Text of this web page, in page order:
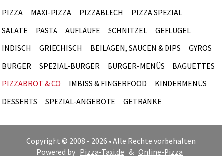
PIZZA MAXI-PIZZA PIZZABLECH
PIZZA SPEZIAL
SALATE
PASTA AUFLÄUFE SCHNITZEL
GEFLÜGEL
INDISCH
GRIECHISCH BEILAGEN, SAUCEN & DIPS
GYROS
BURGER
SPEZIAL-BURGER BURGER-MENÜS
BAGUETTES
PIZZABROT & CO
IMBISS & FINGERFOOD
KINDERMENÜS
DESSERTS
SPEZIAL-ANGEBOTE GETRÄNKE
Copyright © 2008 - 2026 • Alle Rechte vorbehalten
Powered by Pizza-Taxi.de & Online-Pizza